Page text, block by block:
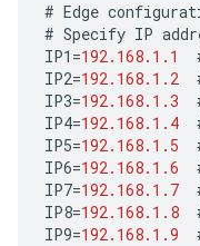
# Edge
# Specify IP
IP1 =192.168.1.1
IP2=192.168.1.2
IP3=192.168.1.3
IP4=192.168.1.4
IP5=192.168.1.5
IP6=192.168.1.6
IP7=192.168.1.7
IP8=192.168.1.8
IP9=192.168.1.9